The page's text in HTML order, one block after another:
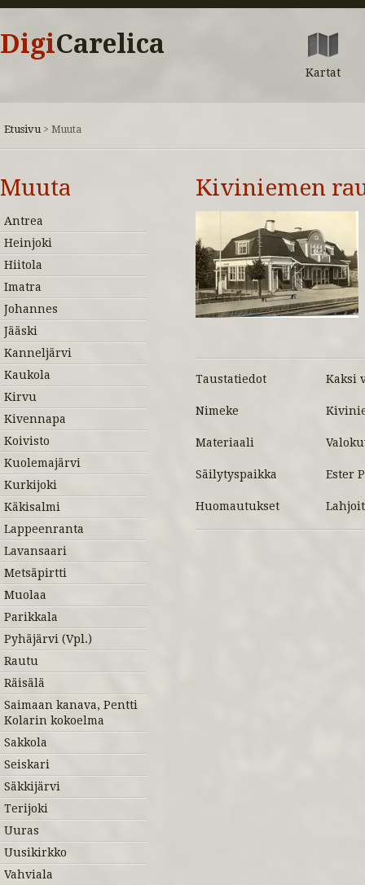
DigiCarelica
Kartat
Etusivu > Muuta
Muuta
Antrea
Heinjoki
Hiitola
Imatra
Johannes
Jääski
Kanneljärvi
Kaukola
Kirvu
Kivennapa
Koivisto
Kuolemajärvi
Kurkijoki
Käkisalmi
Lappeenranta
Lavansaari
Metsäpirtti
Muolaa
Parikkala
Pyhäjärvi (Vpl.)
Rautu
Räisälä
Saimaan kanava, Pentti
Kolarin kokoelma
Sakkola
Seiskari
Säkkijärvi
Terijoki
Uuras
Uusikirkko
Vahviala
Kiviniemen
Taustatiedot Kaksi
Nimeke
Materiaali
Säilytyspaikka Ester
Huomautukset